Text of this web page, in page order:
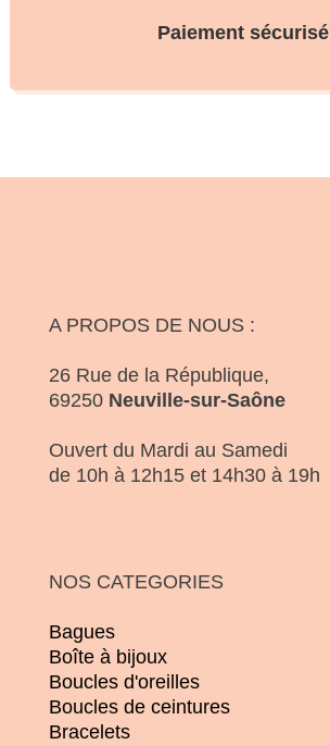
Paiement sécurisé
A PROPOS DE NOUS :
26 Rue de la République,
69250 Neuville-sur-Saône
Ouvert du Mardi au Samedi
de 10h à 12h15 et 14h30 à 19h
NOS CATEGORIES
Bagues
Boîte à bijoux
Boucles d'oreilles
Boucles de ceintures
Bracelets